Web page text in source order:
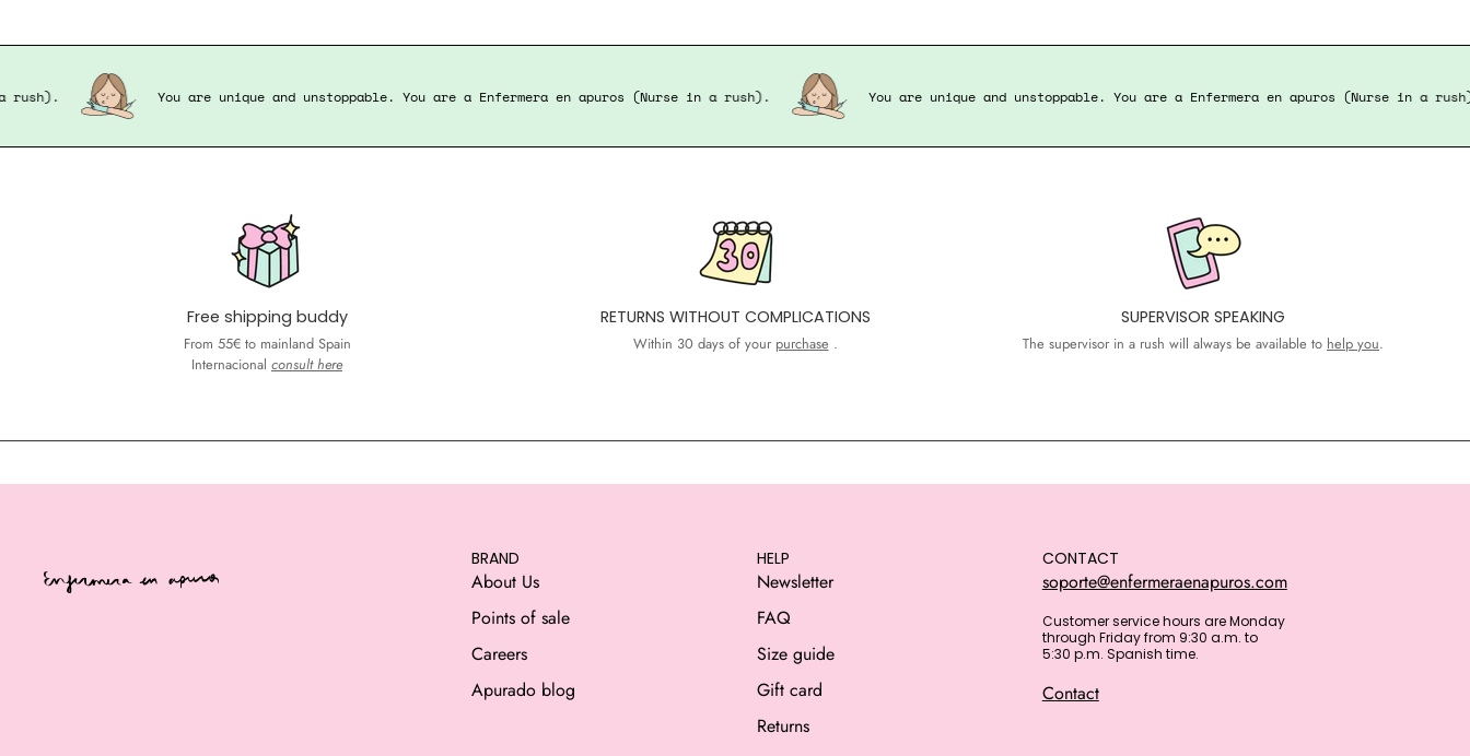
in a rush). You are unique and unstoppable. You are a Enfermera en apuros (Nurse in a rush). You are unique and unstoppable. You are a Enfermera en apuros
Free shipping buddy
From 55€ to mainland Spain
Internacional consult here
RETURNS WITHOUT COMPLICATIONS
Within 30 days of your purchase .
SUPERVISOR SPEAKING
The supervisor in a rush will always be available to help you.
BRAND
About Us
Points of sale
Careers
Apurado blog
HELP
Newsletter
FAQ
Size guide
Gift card
Returns
CONTACT
soporte@enfermeraenapuros.com
Customer service hours are Monday
through Friday from 9:30 a.m. to
5:30 p.m. Spanish time.
Contact